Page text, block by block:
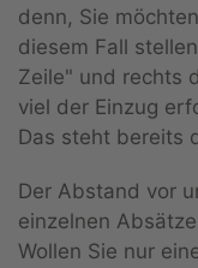
denn, Sie
diesem Fall
Zeile" und rechts
viel der Einzug
Das steht bereits
Der Abstand vor
einzelnen
Wollen Sie nur